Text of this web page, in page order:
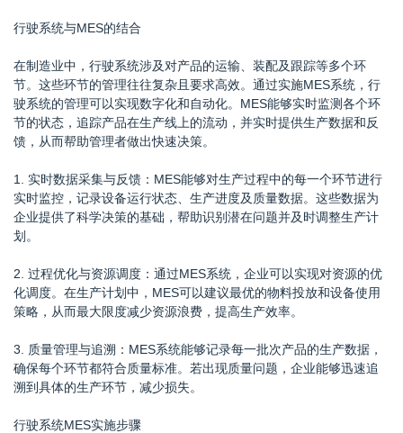
行驶系统与MES的结合
在制造业中，行驶系统涉及对产品的运输、装配及跟踪等多个环
节。这些环节的管理往往复杂且要求高效。通过实施MES系统，行
驶系统的管理可以实现数字化和自动化。MES能够实时监测各个环
节的状态，追踪产品在生产线上的流动，并实时提供生产数据和反
馈，从而帮助管理者做出快速决策。
1. 实时数据采集与反馈：MES能够对生产过程中的每一个环节进行
实时监控，记录设备运行状态、生产进度及质量数据。这些数据为
企业提供了科学决策的基础，帮助识别潜在问题并及时调整生产计
划。
2. 过程优化与资源调度：通过MES系统，企业可以实现对资源的优
化调度。在生产计划中，MES可以建议最优的物料投放和设备使用
策略，从而最大限度减少资源浪费，提高生产效率。
3. 质量管理与追溯：MES系统能够记录每一批次产品的生产数据，
确保每个环节都符合质量标准。若出现质量问题，企业能够迅速追
溯到具体的生产环节，减少损失。
行驶系统MES实施步骤